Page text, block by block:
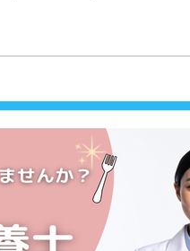
型確定拠出年金、60